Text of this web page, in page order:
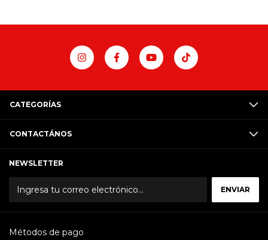
CATEGORÍAS
CONTACTÁNOS
NEWSLETTER
Métodos de pago